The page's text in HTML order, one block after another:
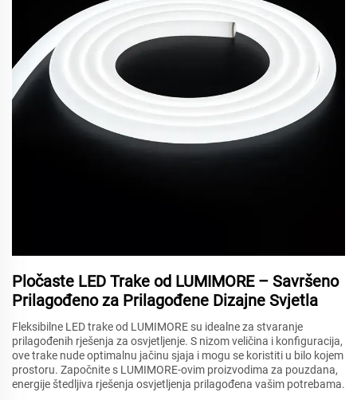
Pločaste LED Trake od LUMIMORE – Savršeno
Prilagođeno za Prilagođene Dizajne Svjetla
Fleksibilne LED trake od LUMIMORE su idealne za stvaranje
prilagođenih rješenja za osvjetljenje. S nizom veličina i konfiguracija,
ove trake nude optimalnu jačinu sjaja i mogu se koristiti u bilo kojem
prostoru. Započnite s LUMIMORE-ovim proizvodima za pouzdana,
energije štedljiva rješenja osvjetljenja prilagođena vašim potrebama.